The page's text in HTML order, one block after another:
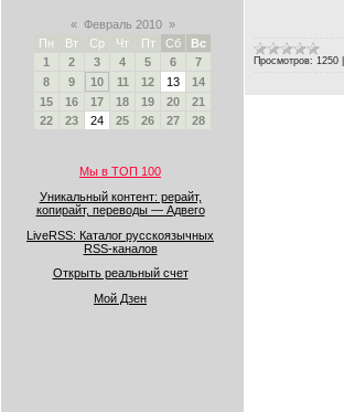
« Февраль 2010 »
Пн
Вт Ср Чт Пт Сб
Вс
1
2 3 4 5 6
7
8
9 10 11 12 13
14
15
16 17 18 19 20
21
22
23 24 25 26 27 28
Мы в ТОП 100
Уникальный контент: рерайт,
копирайт, переводы — Адвего
LiveRSS: Каталог русскоязычных
RSS-каналов
Открыть реальный счет
Мой Дзен
Просмотров: 1250